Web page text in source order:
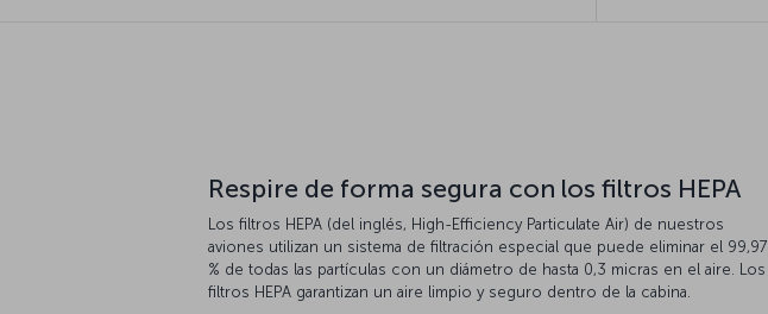
Respire de forma segura con los filtros HEPA
Los filtros HEPA (del inglés, High-Efficiency Particulate Air) de nuestros
aviones utilizan un sistema de filtración especial que puede eliminar el 99,97
% de todas las partículas con un diámetro de hasta 0,3 micras en el aire. Los
filtros HEPA garantizan un aire limpio y seguro dentro de la cabina.